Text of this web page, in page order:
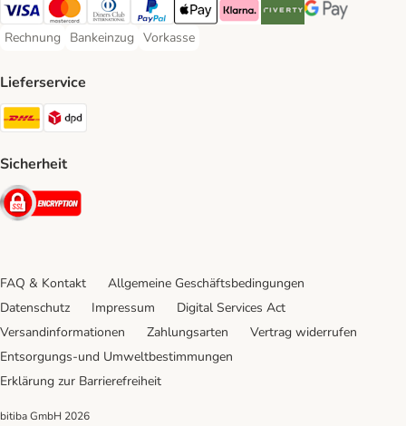
Visa Payment Method
Mastercard Payment Method
Diners Club Payment Method
PayPal Payment Method
Apple Pay Payment Method
Klarna Payment Method
Riverty Payment Method
Google Pay
Rechnung
Rechnung Payment Method
Bankeinzug
Bankeinzug Payment Method
Vorkasse
Vorkasse Payment Method
Lieferservice
DHL Shipping Method
Sicherheit
Security
FAQ & Kontakt
Allgemeine Geschäftsbedingungen
Datenschutz
Impressum
Digital Services Act
Versandinformationen
Zahlungsarten
Vertrag widerrufen
Entsorgungs-und Umweltbestimmungen
Erklärung zur Barrierefreiheit
bitiba GmbH 2026